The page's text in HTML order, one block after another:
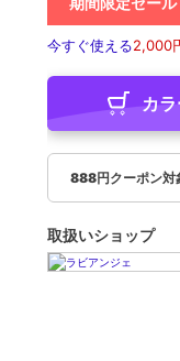
今すぐ使える2,000
カ
888円クーポン対
取扱いショップ